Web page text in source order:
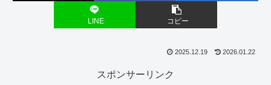
LINE コピー
2025.12.19 2026.01.22
スポンサーリンク